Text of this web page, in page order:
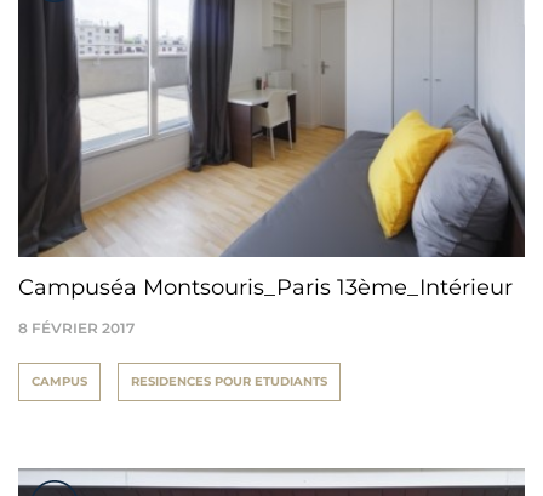
Campuséa Montsouris_Paris 13ème_Intérieur
8 FÉVRIER 2017
CAMPUS RESIDENCES POUR ETUDIANTS